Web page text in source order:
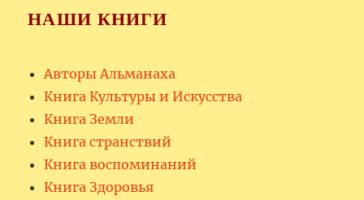
НАШИ КНИГИ
Авторы Альманаха
Книга Культуры и Искусства
Книга Земли
Книга странствий
Книга воспоминаний
Книга Здоровья